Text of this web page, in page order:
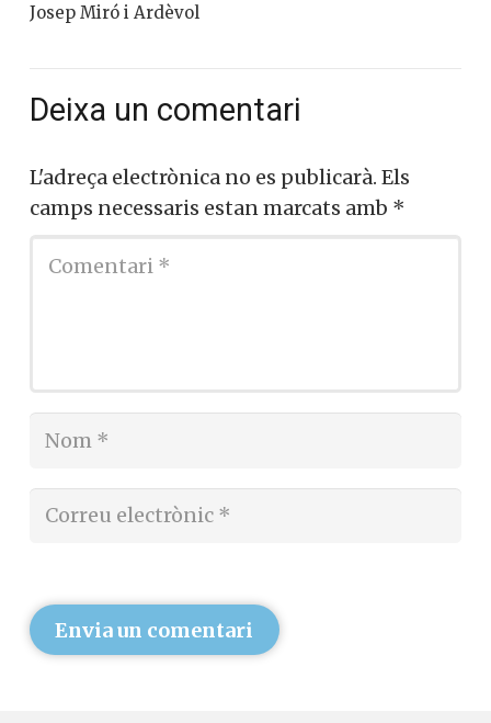
Josep Miró i Ardèvol
Deixa un comentari
L'adreça electrònica no es publicarà. Els
camps necessaris estan marcats amb *
Envia un comentari